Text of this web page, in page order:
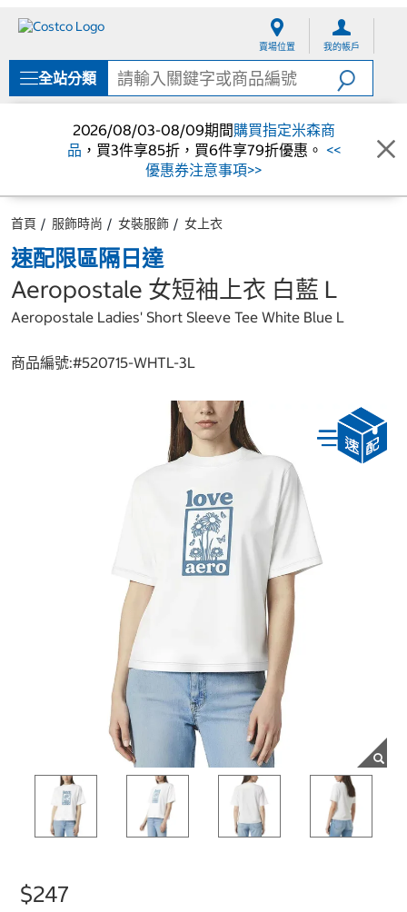
單
賣場位置 我的帳戶
全站分類
2026/08/03-08/09期間購買指定米森商
品 ，買3件享85折，買6件享79折優惠。 <<
優惠券注意事項>>
首頁 服飾時尚 女裝服飾 女上衣
速配限區隔日達
Aeropostale 女短袖上衣 白藍 L
Aeropostale Ladies' Short Sleeve Tee White Blue L
商品編號:#520715-WHTL-3L
$247